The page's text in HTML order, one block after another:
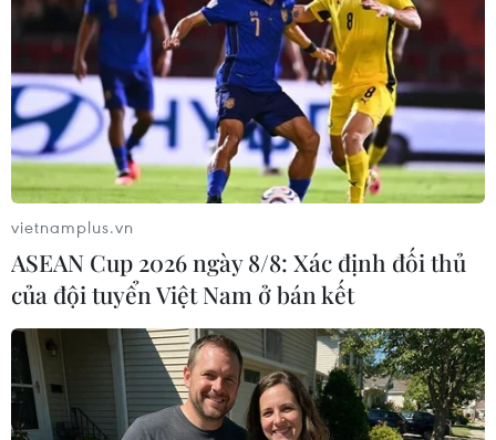
#COVID-19 #Vắcxin
#Thử nghiệm lâm sàng
vietnamplus.vn
ASEAN Cup 2026 ngày 8/8: Xác định đối thủ
của đội tuyển Việt Nam ở bán kết